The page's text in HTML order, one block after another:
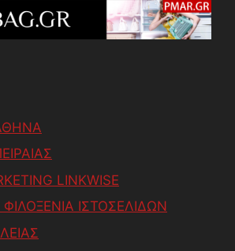
LINKWISE
ΦΙΛΟΞΕΝΙΑ ΙΣΤΟΣΕΛΙΔΩΝ